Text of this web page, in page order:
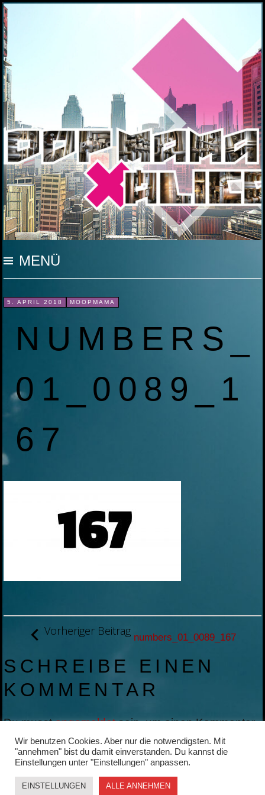
MOOP MAMA
MENÜ
INHALT
SPRINGEN
5. APRIL 2018 MOOPMAMA
NUMBERS_
01_0089_1
67
BEITRAGSNAVIGATION
Vorheriger Beitragnumbers_01_0089_167
SCHREIBE EINEN
KOMMENTAR
Du musstangemeldetsein, um einen Kommentar
abzugeben.
Wir benutzen Cookies. Aber nur die notwendigsten. Mit
"annehmen" bist du damit einverstanden. Du kannst die
Einstellungen unter "Einstellungen" anpassen.
EINSTELLUNGEN ALLE ANNEHMEN